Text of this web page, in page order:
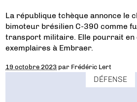
La république tchèque annonce le
bimoteur brésilien C-390 comme
transport militaire. Elle pourrait en
exemplaires à Embraer.
19 octobre 2023 par Frédéric Lert
DÉFENSE